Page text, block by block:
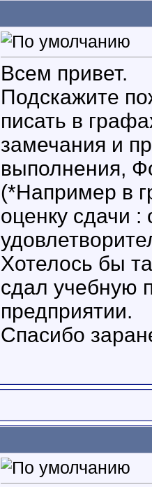
Всем привет.
Подскажите
писать в
замечания и
выполнения,
(*Например в
оценку сдачи
Хотелось бы
сдал учебную
предприятии.
Спасибо